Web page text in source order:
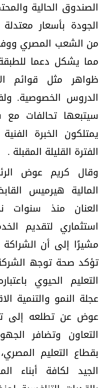
الصندوق الحالیة
الجودة بأسعار
من الشعب المصري
مما یشكل دعما
ظواھر مثل قوائم
الدروس الخصوصیة.
سیتبعھا تحالفات
یمتلكون الخبرة
الفترة القلیلة المقبلة .
وقال كریم عوض
المالیة ھیرمیس
العنان منذ سنوات
استثماري لتقدیم
مشیرًا إلى أن
تؤكد صحة توجھ
التعلیم الحیوي
عجلة النمو والتنمیة
عوض عن تطلعه إلى
التعاون وتضافر
بقطاع التعلیم
الجید لكافة أبناء